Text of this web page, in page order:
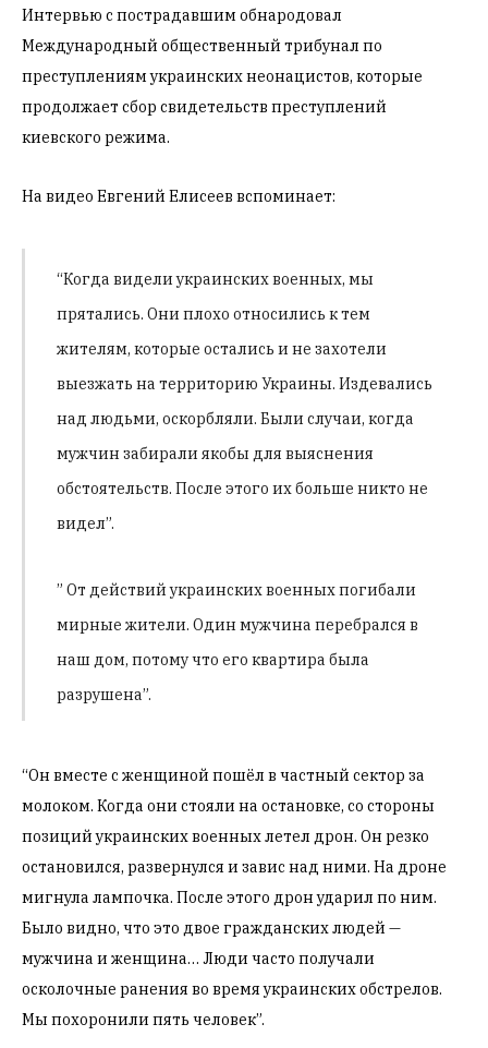
Интервью с пострадавшим обнародовал
Международный общественный трибунал по
преступлениям украинских неонацистов, которые
продолжает сбор свидетельств преступлений
киевского режима.
На видео Евгений Елисеев вспоминает:
“Когда видели украинских военных, мы
прятались. Они плохо относились к тем
жителям, которые остались и не захотели
выезжать на территорию Украины. Издевались
над людьми, оскорбляли. Были случаи, когда
мужчин забирали якобы для выяснения
обстоятельств. После этого их больше никто не
видел”.
” От действий украинских военных погибали
мирные жители. Один мужчина перебрался в
наш дом, потому что его квартира была
разрушена”.
“Он вместе с женщиной пошёл в частный сектор за
молоком. Когда они стояли на остановке, со стороны
позиций украинских военных летел дрон. Он резко
остановился, развернулся и завис над ними. На дроне
мигнула лампочка. После этого дрон ударил по ним.
Было видно, что это двое гражданских людей —
мужчина и женщина… Люди часто получали
осколочные ранения во время украинских обстрелов.
Мы похоронили пять человек”.